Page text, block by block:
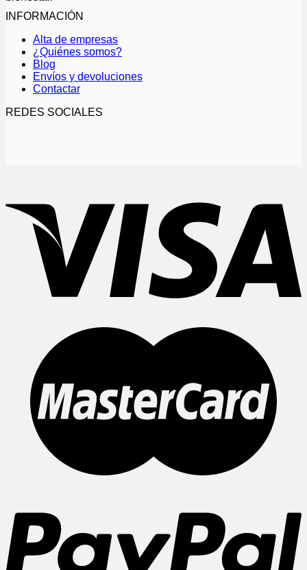
INFORMACIÓN
Alta de empresas
¿Quiénes somos?
Blog
Envíos y devoluciones
Contactar
REDES SOCIALES